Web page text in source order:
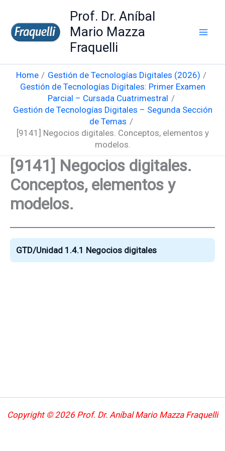
content
Prof. Dr. Aníbal
Mario Mazza
Fraquelli
Home
Gestión de Tecnologías Digitales (2026)
Gestión de Tecnologías Digitales: Primer Examen
Parcial – Cursada Cuatrimestral
Gestión de Tecnologías Digitales – Segunda Sección
de Temas
[9141] Negocios digitales. Conceptos, elementos y
modelos.
[9141] Negocios digitales.
Conceptos, elementos y
modelos.
GTD/Unidad 1.4.1 Negocios digitales
Copyright © 2026 Prof. Dr. Aníbal Mario Mazza Fraquelli